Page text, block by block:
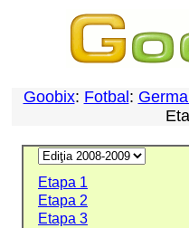
Goobix: Fotbal :
Etapa 1
Etapa 2
Etapa 3